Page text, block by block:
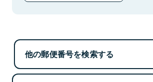
他の郵便番号を検索する